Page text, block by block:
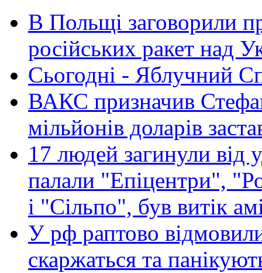
В Польщі заговорили
російських ракет над
Сьогодні - Яблучний
ВАКС призначив
мільйонів доларів
17 людей загинули від
палали "Епіцентри",
і "Сільпо", був витік
У рф раптово
скаржаться та